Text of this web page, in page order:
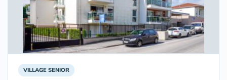
VILLAGE SENIOR